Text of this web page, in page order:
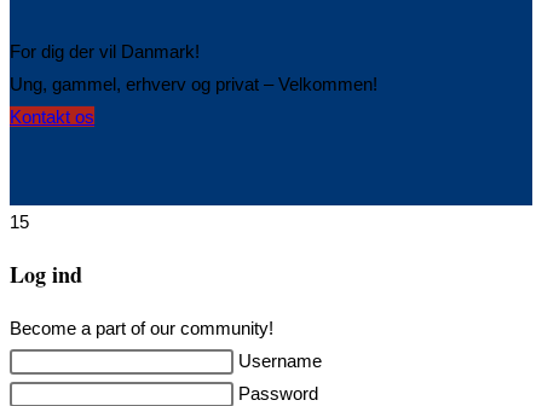
For dig der vil Danmark!
Ung, gammel, erhverv og privat – Velkommen!
Kontakt os
15
Log ind
Become a part of our community!
Username
Password